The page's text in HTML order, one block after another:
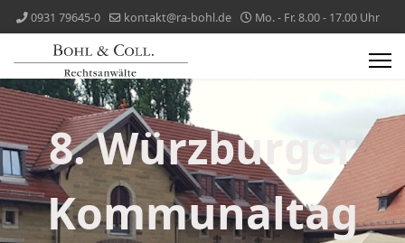
0931 79645-0 kontakt@ra-bohl.de Mo. - Fr. 8.00 - 17.00 Uhr
8. Würzburger
Kommunaltag